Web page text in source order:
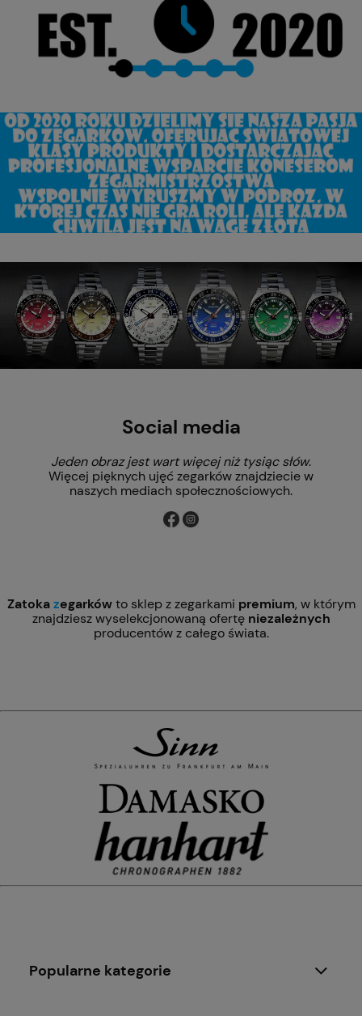
Social media
Jeden obraz jest wart więcej niż tysiąc słów.
Więcej pięknych ujęć zegarków znajdziecie w
naszych mediach społecznościowych.
Zatokazegarkówto sklep z zegarkami premium, w którym
znajdziesz wyselekcjonowaną ofertę niezależnych
producentów z całego świata.
Popularne kategorie